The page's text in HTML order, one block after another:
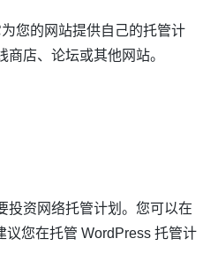
您的网站提供自己的托管计
店、论坛或其他网站。
投资网络托管计划。您可以在
您在托管 WordPress 托管计